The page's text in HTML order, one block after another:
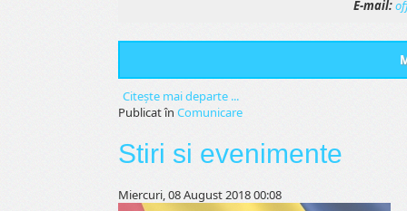
E-mail:
Citeşte mai departe ...
Publicat în Comunicare
Stiri si evenimente
Miercuri, 08 August 2018 00:08